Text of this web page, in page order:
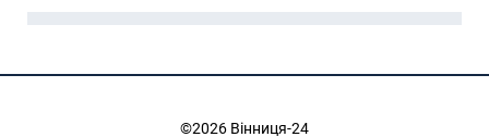
©2026 Вінниця-24